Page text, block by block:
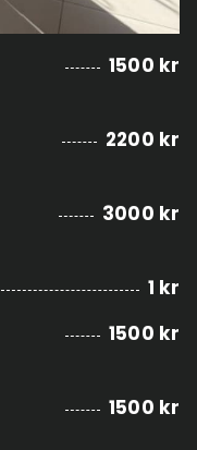
1500 kr
2200 kr
3000 kr
1 kr
1500 kr
1500 kr